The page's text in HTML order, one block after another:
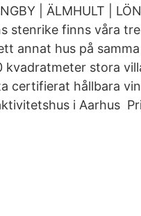
| ÄLMHULT |
stenrike finns våra tre
annat hus på samma
kvadratmeter stora
certifierat hållbara
i Aarhus